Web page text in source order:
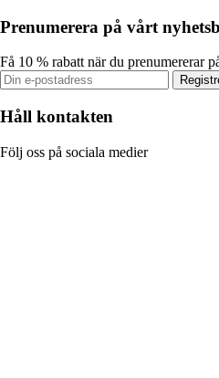
Prenumerera på vårt
Få 10 % rabatt när du prenumererar
Håll kontakten
Följ oss på sociala medier